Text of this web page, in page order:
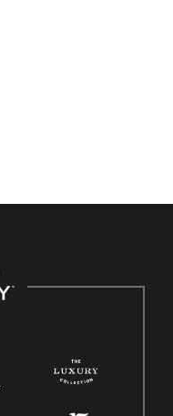
contratar una fuerza
inclusiva.
(FMLA)